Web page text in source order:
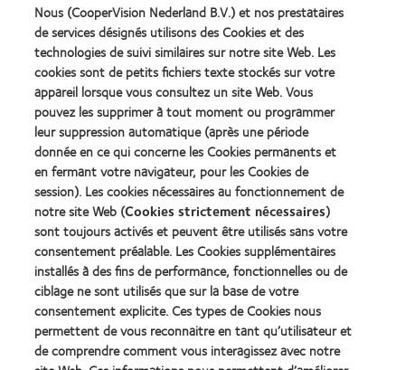
Learn
more
about
Récompense
Silmo
d’Or
du
meilleur
produit
pour
MyDay™
(2013)
Learn
more
about
Contact
Lens
Product
of
the
Year
(2013)
Learn
more
about
2012
&
2010
Best
Companies
for
Leaders
(2012)
Learn
more
about
2011
Best
Factory
Awards
(2011)
Learn
more
about
ODMA
2011
(2011)
Learn
more
about
2012
REBRAND
100®
Global
Award
Nous (CooperVision Nederland B.V.) et nos prestataires
de services désignés utilisons des Cookies et des
technologies de suivi similaires sur notre site Web. Les
cookies sont de petits fichiers texte stockés sur votre
appareil lorsque vous consultez un site Web. Vous
pouvez les supprimer à tout moment ou programmer
leur suppression automatique (après une période
donnée en ce qui concerne les Cookies permanents et
en fermant votre navigateur, pour les Cookies de
session). Les cookies nécessaires au fonctionnement de
notre site Web (Cookies strictement nécessaires)
sont toujours activés et peuvent être utilisés sans votre
consentement préalable. Les Cookies supplémentaires
installés à des fins de performance, fonctionnelles ou de
ciblage ne sont utilisés que sur la base de votre
consentement explicite. Ces types de Cookies nous
permettent de vous reconnaitre en tant qu’utilisateur et
de comprendre comment vous interagissez avec notre